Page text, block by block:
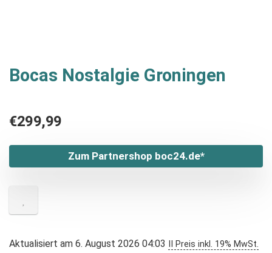
Bocas Nostalgie Groningen
€299,99
Zum Partnershop boc24.de*
Aktualisiert am 6. August 2026 04:03 II Preis inkl. 19% MwSt.